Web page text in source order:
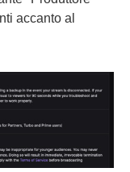
accanto al